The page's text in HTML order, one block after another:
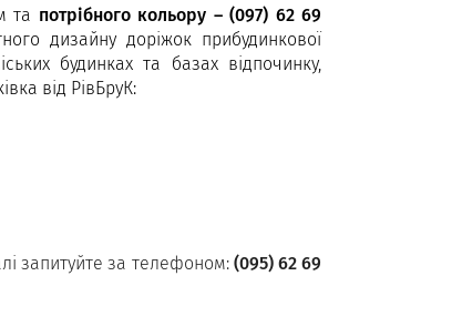
та потрібного кольору – (097) 62 69
дизайну доріжок прибудинкової
будинках та базах відпочинку,
від РівБруК:
запитуйте за телефоном:(095) 62 69